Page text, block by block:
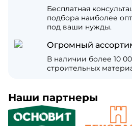
Бесплатная
подбора наиболее
под ваши нужды.
Огромный
В наличии более 10
строительных
Наши партнеры